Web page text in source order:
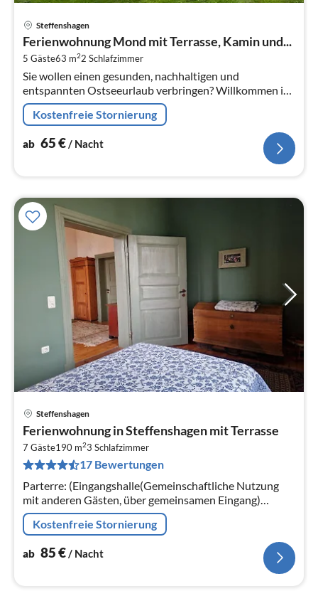
Steffenshagen
Ferienwohnung Mond mit Terrasse, Kamin und...
5 Gäste63 m22 Schlafzimmer
Sie wollen einen gesunden, nachhaltigen und
entspannten Ostseeurlaub verbringen? Willkommen in
unseren rundum neu und ökologisch erbauten
Ferienwohnungen mit Garten und Terrasse.
Kostenfreie Stornierung
ab 65€/ Nacht
Steffenshagen
Ferienwohnung in Steffenshagen mit Terrasse
7 Gäste190 m23 Schlafzimmer
17 Bewertungen
Parterre: (Eingangshalle(Gemeinschaftliche Nutzung
mit anderen Gästen, über gemeinsamen Eingang)
(Esstisch(4 Personen), Kaminofen, Herd(Holz)),
Wohnzimmer(Doppelbett(180 x 200 cm)
Kostenfreie Stornierung
ab 85€/ Nacht